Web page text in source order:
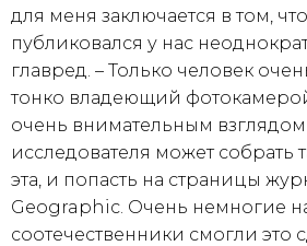
для меня заключается в том,
публиковался у нас
главред. – Только человек
тонко владеющий
очень внимательным
исследователя может собрать
эта, и попасть на страницы
Geographic. Очень немногие
соотечественники смогли это